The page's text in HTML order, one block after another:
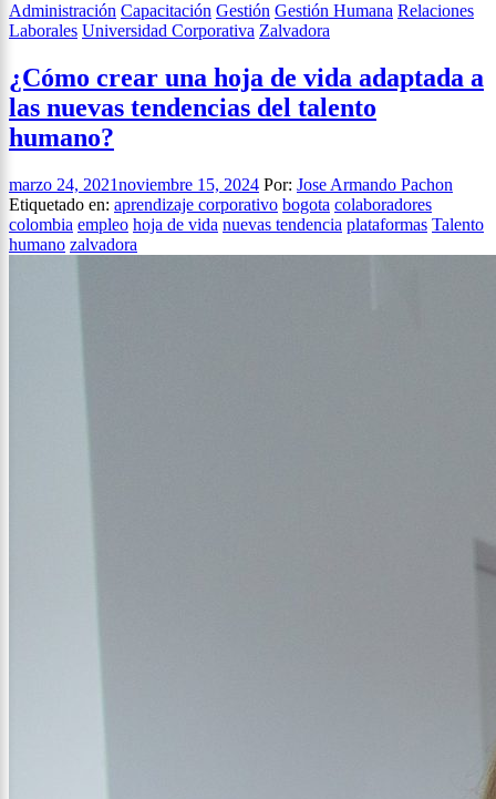
Administración Capacitación Gestión Gestión Humana Relaciones
Laborales Universidad Corporativa Zalvadora
¿Cómo crear una hoja de vida adaptada a
las nuevas tendencias del talento
humano?
marzo 24, 2021noviembre 15, 2024 Por: Jose Armando Pachon
Etiquetado en: aprendizaje corporativo bogota colaboradores
colombia empleo hoja de vida nuevas tendencia plataformas Talento
humano zalvadora